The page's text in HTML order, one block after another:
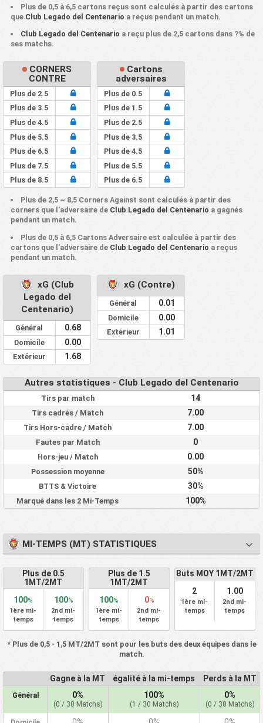
Plus de 0,5 à 6,5 cartons reçus sont calculés à partir des cartons
que Club Legado del Centenario a reçus pendant un match.
Club Legado del Centenario a reçu plus de 2,5 cartons dans ?% de
ses matchs.
CORNERS
CONTRE
Plus de 2.5
Plus de 3.5
Plus de 4.5
Plus de 5.5
Plus de 6.5
Plus de 7.5
Plus de 8.5
Cartons
adversaires
Plus de 0.5
Plus de 1.5
Plus de 2.5
Plus de 3.5
Plus de 4.5
Plus de 5.5
Plus de 6.5
Plus de 2,5 ~ 8,5 Corners Against sont calculés à partir des
corners que l'adversaire de Club Legado del Centenario a gagnés
pendant un match.
Plus de 0,5 à 6,5 Cartons Adversaire est calculée à partir des
cartons que l'adversaire de Club Legado del Centenario a reçus
pendant un match.
xG (Club
Legado del
Centenario)
Général 0.68
Domicile 0.00
Extérieur 1.68
xG (Contre)
Général 0.01
Domicile 0.00
Extérieur 1.01
Autres statistiques - Club Legado del Centenario
Tirs par match 14
Tirs cadrés / Match 7.00
Tirs Hors-cadre / Match 7.00
Fautes par Match 0
Hors-jeu / Match 0.00
Possession moyenne 50%
BTTS & Victoire 30%
Marqué dans les 2 Mi-Temps 100%
MI-TEMPS (MT) STATISTIQUES
Plus de 0.5
1MT/2MT
100%
1ère mi-
temps
100%
2nd mi-
temps
Plus de 1.5
1MT/2MT
100%
1ère mi-
temps
0%
2nd mi-
temps
Buts MOY 1MT/2MT
2
1ère mi-
temps
1.00
2nd mi-
temps
* Plus de 0,5 - 1,5 MT/2MT sont pour les buts des deux équipes dans le
match.
Gagne à la MT égalité à la mi-temps Perds à la MT
Général 0%
(0 / 30 Matchs)
100%
(1 / 30 Matchs)
0%
(0 / 30 Matchs)